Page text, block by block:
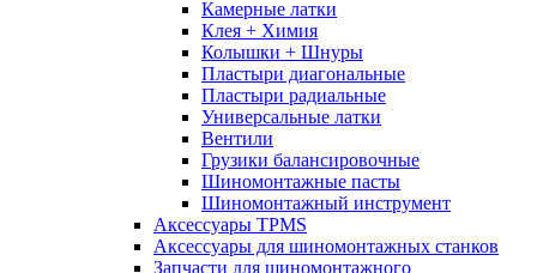
Камерные латки
Клея + Химия
Колышки + Шнуры
Пластыри диагональные
Пластыри радиальные
Универсальные латки
Вентили
Грузики балансировочные
Шиномонтажные пасты
Шиномонтажный инструмент
Аксессуары TPMS
Аксессуары для шиномонтажных станков
Запчасти для шиномонтажного